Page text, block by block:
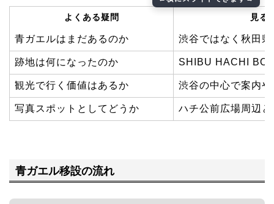
よくある疑問 見る
青ガエルはまだあるのか 渋谷ではなく秋田
跡地は何になったのか SHIBU HACHI
観光で行く価値はあるか 渋谷の中心で案内
写真スポットとしてどうか ハチ公前広場周辺
青ガエル移設の流れ